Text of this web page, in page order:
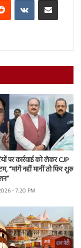
पर कार्रवाई को लेकर CJP
“मांगें नहीं मानीं तो फिर शुरू
- 7:20 PM